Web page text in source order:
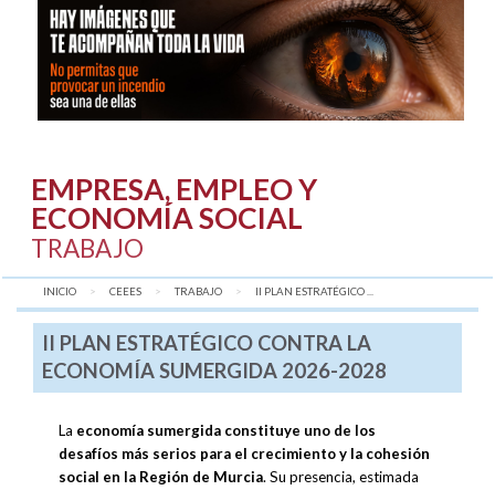
EMPRESA, EMPLEO Y
ECONOMÍA SOCIAL
TRABAJO
INICIO CEEES TRABAJO AQUÍ:
II PLAN ESTRATÉGICO ...
II PLAN ESTRATÉGICO CONTRA LA
ECONOMÍA SUMERGIDA 2026-2028
La economía sumergida constituye uno de los
desafíos más serios para el crecimiento y la cohesión
social en la Región de Murcia. Su presencia, estimada